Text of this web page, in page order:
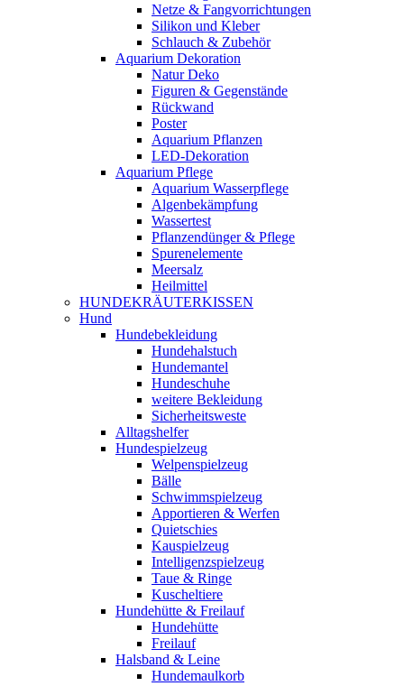
Netze & Fangvorrichtungen
Silikon und Kleber
Schlauch & Zubehör
Aquarium Dekoration
Natur Deko
Figuren & Gegenstände
Rückwand
Poster
Aquarium Pflanzen
LED-Dekoration
Aquarium Pflege
Aquarium Wasserpflege
Algenbekämpfung
Wassertest
Pflanzendünger & Pflege
Spurenelemente
Meersalz
Heilmittel
HUNDEKRÄUTERKISSEN
Hund
Hundebekleidung
Hundehalstuch
Hundemantel
Hundeschuhe
weitere Bekleidung
Sicherheitsweste
Alltagshelfer
Hundespielzeug
Welpenspielzeug
Bälle
Schwimmspielzeug
Apportieren & Werfen
Quietschies
Kauspielzeug
Intelligenzspielzeug
Taue & Ringe
Kuscheltiere
Hundehütte & Freilauf
Hundehütte
Freilauf
Halsband & Leine
Hundemaulkorb